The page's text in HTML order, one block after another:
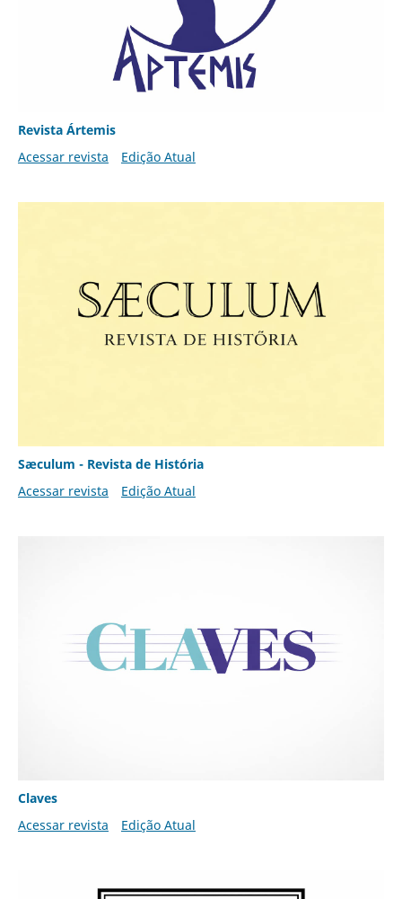
Revista Ártemis
Acessar revista
Edição Atual
Sæculum - Revista de História
Acessar revista
Edição Atual
Claves
Acessar revista
Edição Atual